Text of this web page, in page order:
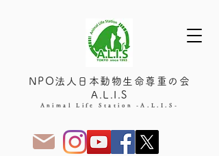
NPO法人日本動物生命尊重の会
A.L.I.S
Animal Life Station -A.L.I.S-